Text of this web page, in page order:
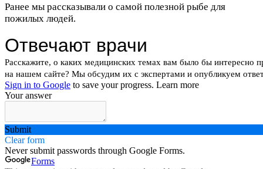
Ранее мы рассказывали о самой полезной рыбе для
пожилых людей.